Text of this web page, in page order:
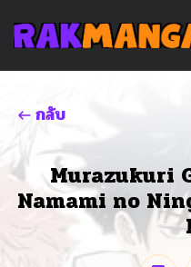
กลับ
Murazukuri
Namami no